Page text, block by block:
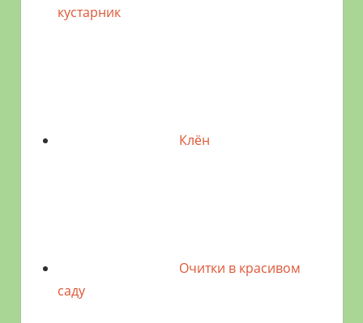
кустарник
Клён
Очитки в красивом
саду